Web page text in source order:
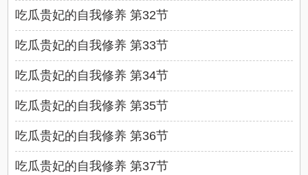
吃瓜贵妃的自我修养 第32节
吃瓜贵妃的自我修养 第33节
吃瓜贵妃的自我修养 第34节
吃瓜贵妃的自我修养 第35节
吃瓜贵妃的自我修养 第36节
吃瓜贵妃的自我修养 第37节